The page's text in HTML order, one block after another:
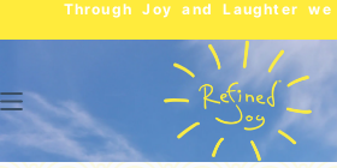
Through Joy and Laughter we